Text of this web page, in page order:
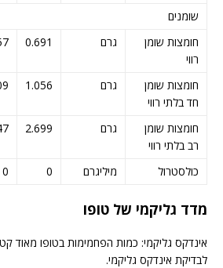
שומנים
חומצות שומן
רווי
גרם 0.691
חומצות שומן
חד בלתי רווי
גרם 1.056
חומצות שומן
רב בלתי רווי
גרם 2.699
כולסטרול מיליגרם 0
0
מדד גליקמי של טופו
אינדקס גליקמי: כמות הפחמימות בטופו מאוד
לבדיקת אינדקס גליקמי.